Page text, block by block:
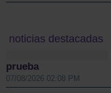
noticias destacadas
prueba
07/08/2026 02:08 PM